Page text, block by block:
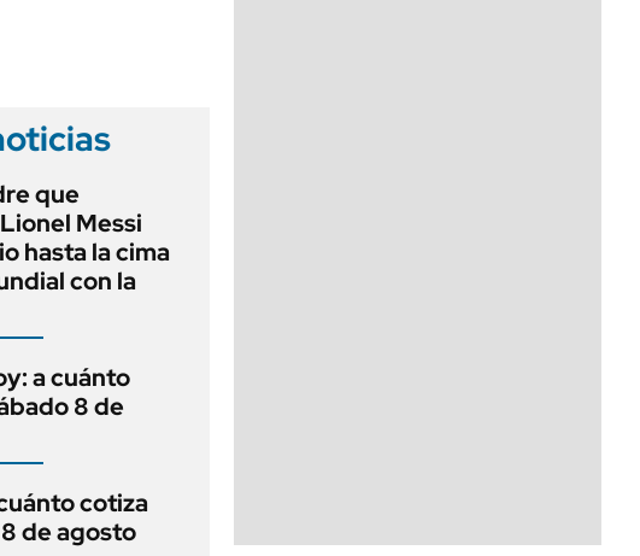
que
Messi
hasta la cima
con la
a cuánto
8 de
cotiza
de agosto